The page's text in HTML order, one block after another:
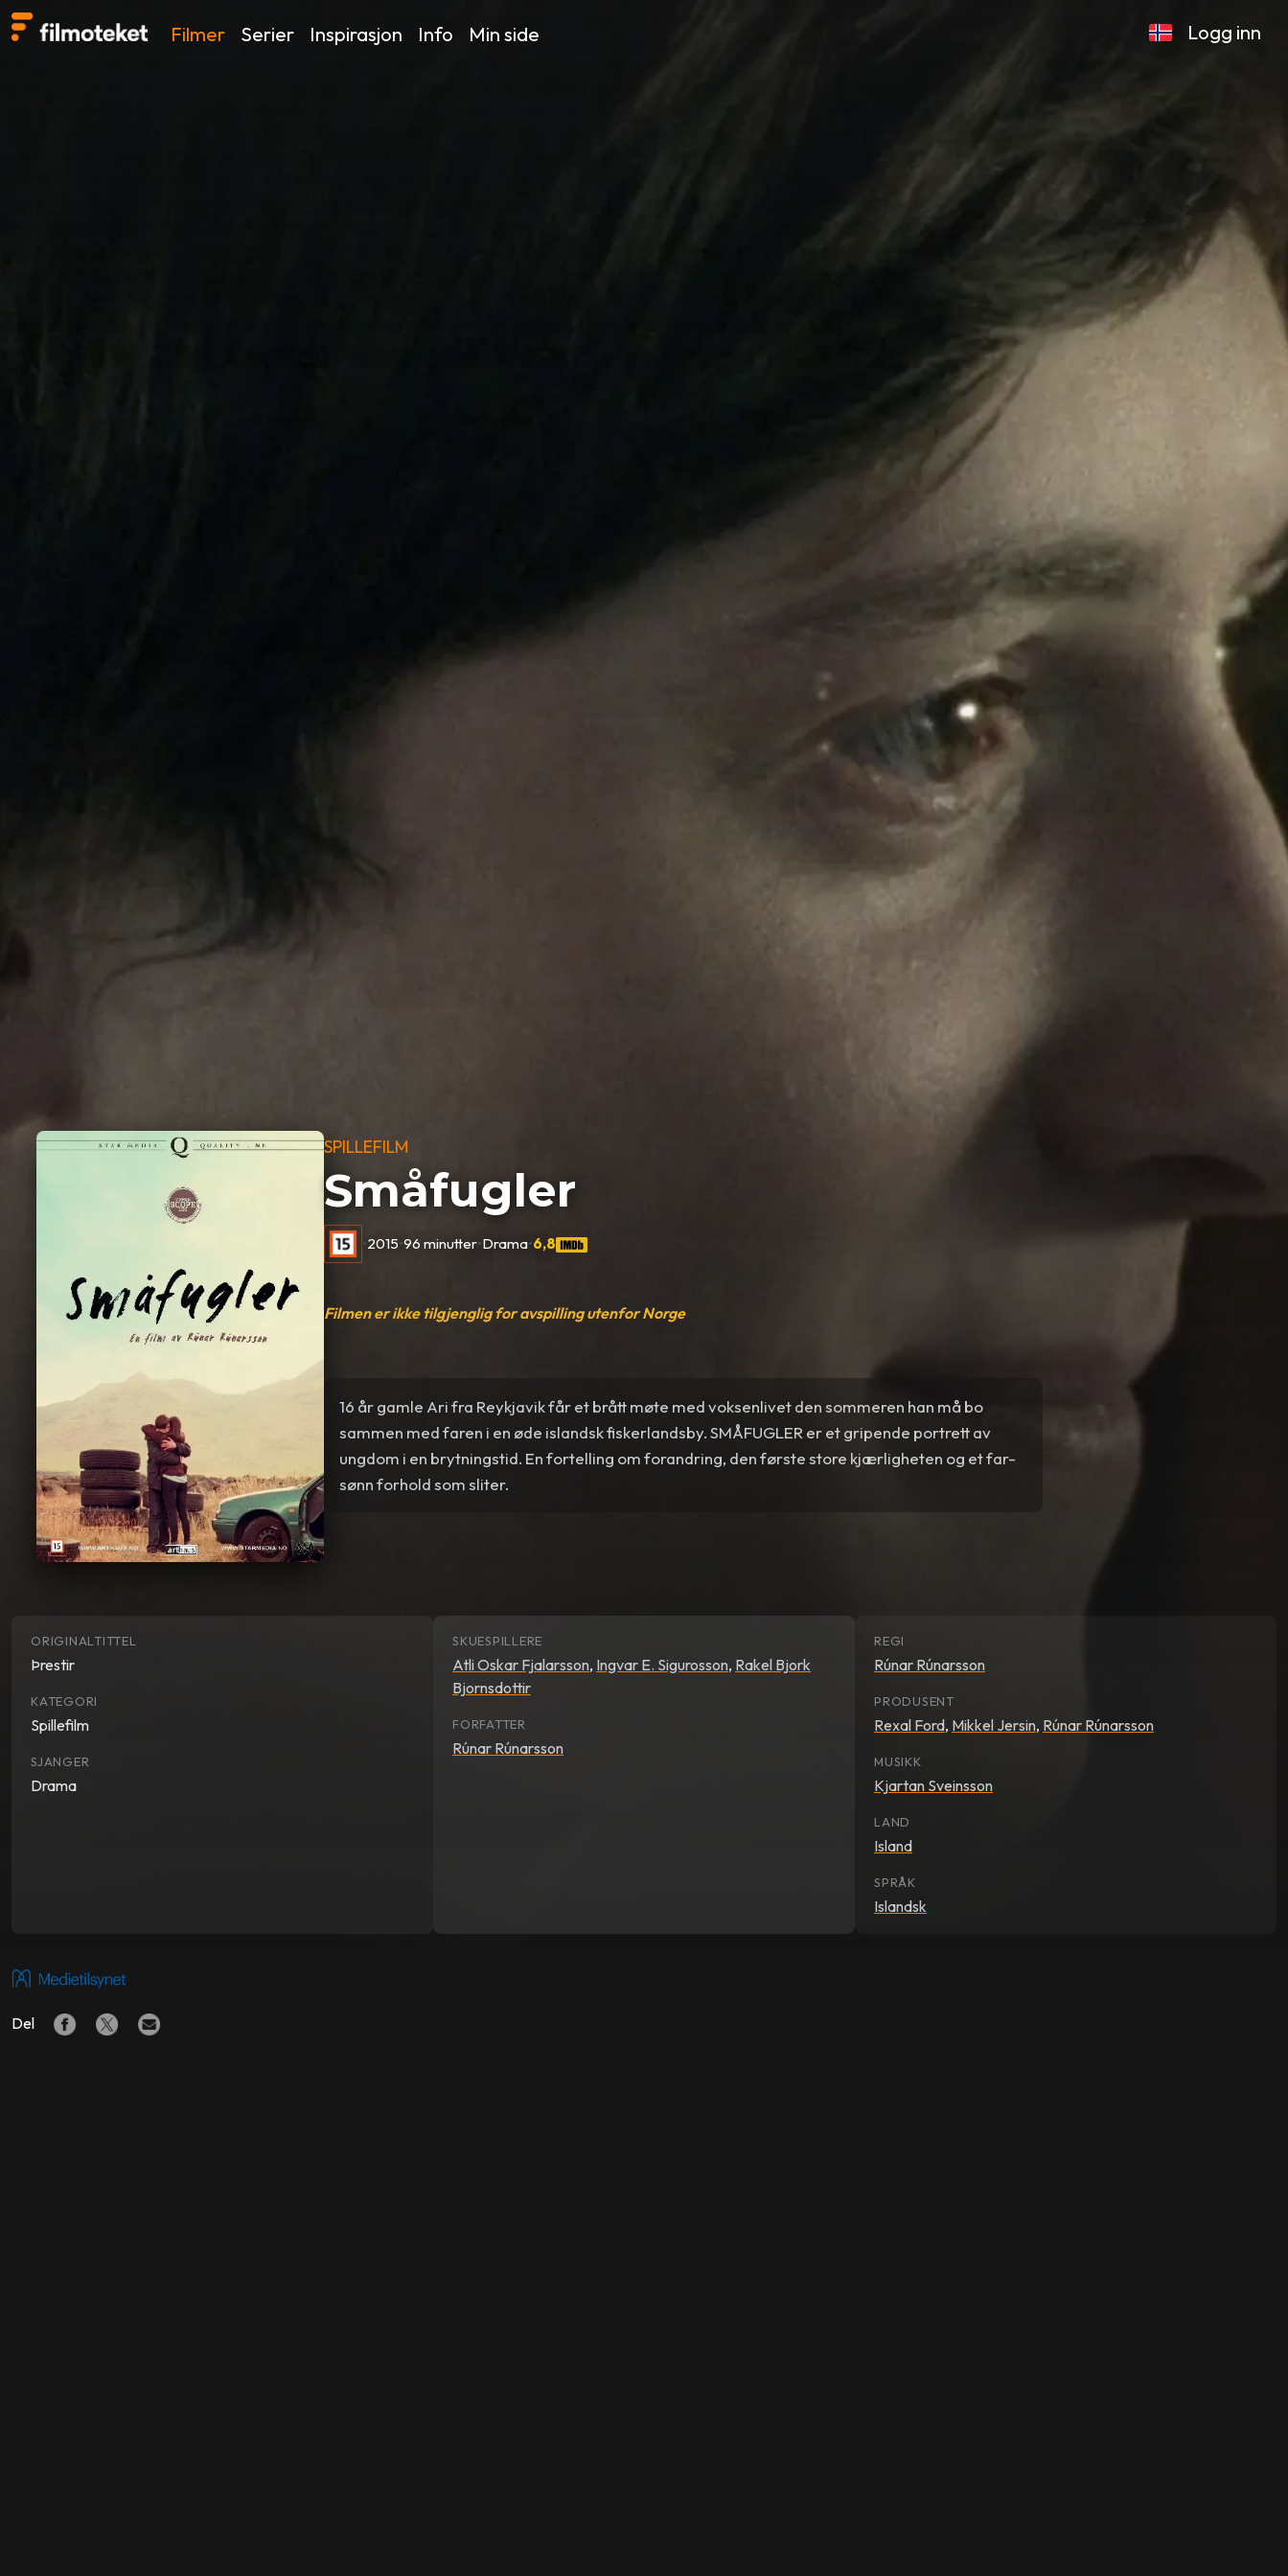
Filmer Serier Inspirasjon Info Min side Logg inn
SPILLEFILM
Småfugler
•2015•96 minutter•Drama•6,8
Filmen er ikke tilgjenglig for avspilling utenfor Norge
16 år gamle Ari fra Reykjavik får et brått møte med voksenlivet den sommeren han må bo
sammen med faren i en øde islandsk fiskerlandsby. SMÅFUGLER er et gripende portrett av
ungdom i en brytningstid. En fortelling om forandring, den første store kjærligheten og et far-
sønn forhold som sliter.
ORIGINALTITTEL
Þrestir
KATEGORI
Spillefilm
SJANGER
Drama
SKUESPILLERE
Atli Oskar Fjalarsson, Ingvar E. Sigurosson, Rakel Bjork
Bjornsdottir
FORFATTER
Rúnar Rúnarsson
REGI
Rúnar Rúnarsson
PRODUSENT
Rexal Ford, Mikkel Jersin, Rúnar Rúnarsson
MUSIKK
Kjartan Sveinsson
LAND
Island
SPRÅK
Islandsk
Del